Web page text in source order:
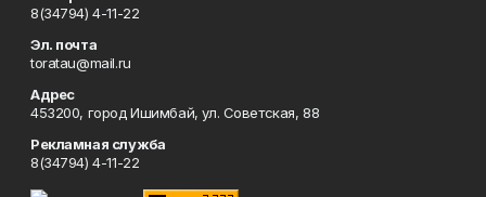
8(34794) 4-11-22
Эл. почта
toratau@mail.ru
Адрес
453200, город Ишимбай, ул. Советская, 88
Рекламная служба
8(34794) 4-11-22